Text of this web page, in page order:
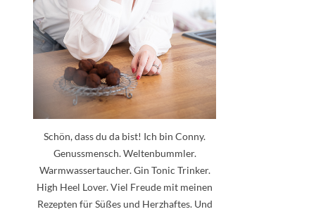
Schön, dass du da bist! Ich bin Conny.
Genussmensch. Weltenbummler.
Warmwassertaucher. Gin Tonic Trinker.
High Heel Lover. Viel Freude mit meinen
Rezepten für Süßes und Herzhaftes. Und